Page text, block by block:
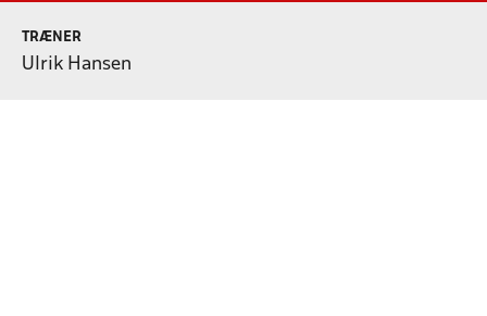
TRÆNER
Ulrik Hansen